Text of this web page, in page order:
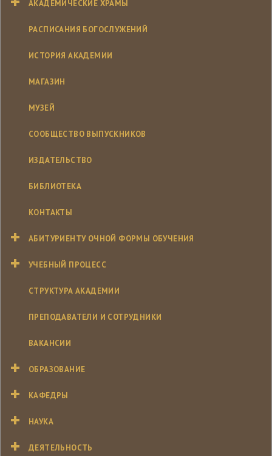
АКАДЕМИЧЕСКИЕ ХРАМЫ
РАСПИСАНИЯ БОГОСЛУЖЕНИЙ
ИСТОРИЯ АКАДЕМИИ
МАГАЗИН
МУЗЕЙ
СООБЩЕСТВО ВЫПУСКНИКОВ
ИЗДАТЕЛЬСТВО
БИБЛИОТЕКА
КОНТАКТЫ
АБИТУРИЕНТУ ОЧНОЙ ФОРМЫ ОБУЧЕНИЯ
УЧЕБНЫЙ ПРОЦЕСС
СТРУКТУРА АКАДЕМИИ
ПРЕПОДАВАТЕЛИ И СОТРУДНИКИ
ВАКАНСИИ
ОБРАЗОВАНИЕ
КАФЕДРЫ
НАУКА
ДЕЯТЕЛЬНОСТЬ